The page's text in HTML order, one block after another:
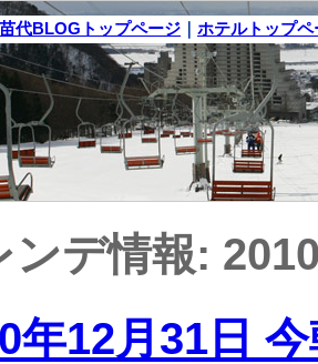
代BLOGトップページ ｜ ホテルトップペ
ンデ情報:
年12月31日